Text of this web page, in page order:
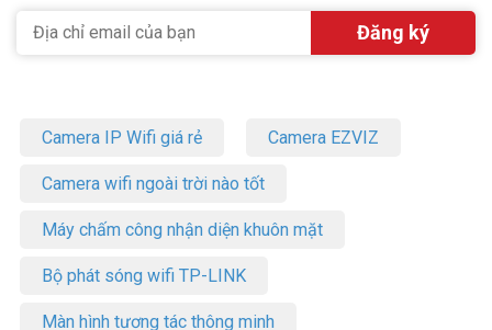
Camera IP Wifi giá rẻ Camera EZVIZ
Camera wifi ngoài trời nào tốt
Máy chấm công nhận diện khuôn mặt
Bộ phát sóng wifi TP-LINK
Màn hình tương tác thông minh